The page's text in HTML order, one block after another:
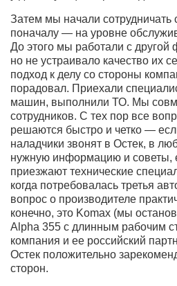
Затем мы начали сотрудничать
поначалу — на уровне
До этого мы работали с другой
но не устраивало качество их
подход к делу со стороны
порадовал. Приехали
машин, выполнили ТО. Мы
сотрудников. С тех пор все
решаются быстро и четко —
наладчики звонят в Остек, в
нужную информацию и советы,
приезжают технические
когда потребовалась третья
вопрос о производителе
конечно, это Komax (мы
Alpha 355 с длинным рабочим
компания и ее российский
Остек положительно
сторон.